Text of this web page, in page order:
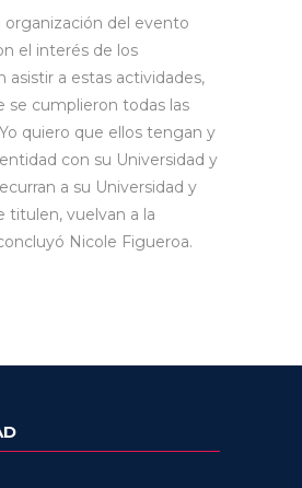
organización del evento
el interés de los
asistir a estas actividades,
se cumplieron todas las
quiero que ellos tengan y
con su Universidad y
a su Universidad y
titulen, vuelvan a la
Nicole Figueroa.